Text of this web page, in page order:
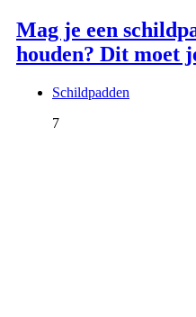
Mag je een
houden? Dit moet
Schildpadden
7